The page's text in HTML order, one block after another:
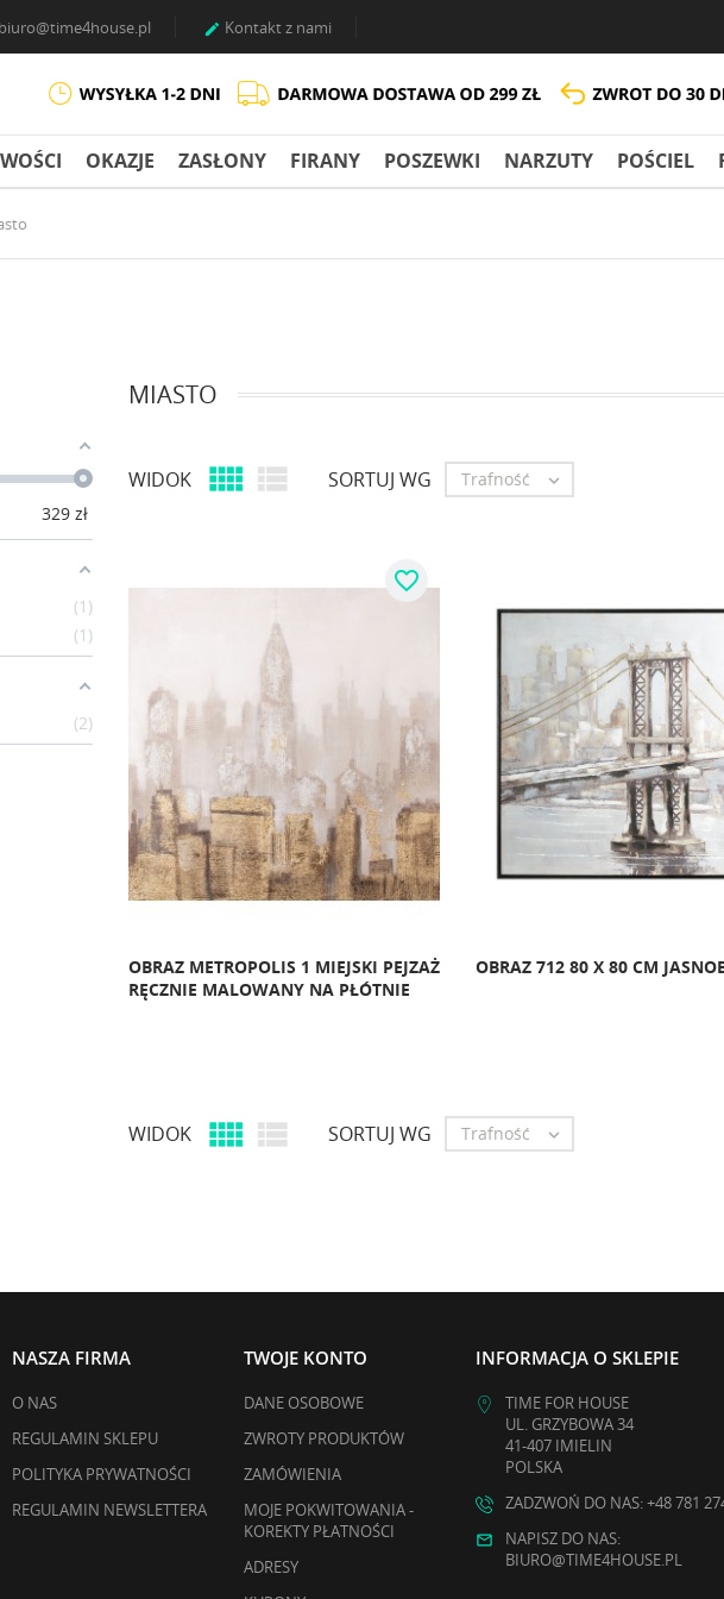
biuro@time4house.pl  Kontakt z nami
OKAZJE ZASŁONY FIRANY POSZEWKI NARZUTY POŚCIEL
329zł
1
1
2
MIASTO
WIDOK   SORTUJ WG Trafność 
OBRAZ METROPOLIS 1 MIEJSKI PEJZAŻ
RĘCZNIE MALOWANY NA PŁÓTNIE
favorite_border
OBRAZ 712 80 X 80 CM
WIDOK   SORTUJ WG Trafność 
NASZA FIRMA
O NAS
REGULAMIN SKLEPU
POLITYKA PRYWATNOŚCI
REGULAMIN NEWSLETTERA
TWOJE KONTO
DANE OSOBOWE
ZWROTY PRODUKTÓW
ZAMÓWIENIA
MOJE POKWITOWANIA -
KOREKTY PŁATNOŚCI
ADRESY
INFORMACJA O SKLEPIE
TIME FOR HOUSE
UL. GRZYBOWA 34
41-407 IMIELIN
POLSKA
ZADZWOŃ DO NAS: +48 781
NAPISZ DO NAS:
BIURO@TIME4HOUSE.PL